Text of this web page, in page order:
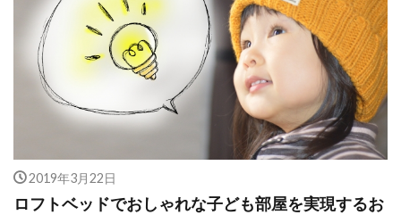
2019年3月22日
ロフトベッドでおしゃれな子ども部屋を実現するお